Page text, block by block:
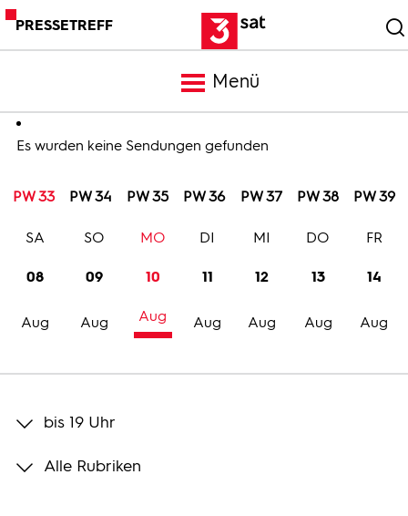
PRESSETREFF
Menü
Meldungen
Programm
Trailer
Bilder
Es wurden keine Sendungen gefunden
PW 33 PW 34 PW 35 PW 36 PW 37 PW 38 PW 39
08
Aug
SA
09
Aug
SO
10
Aug
MO
11
Aug
DI
12
Aug
MI
13
Aug
DO
14
Aug
FR
bis 19 Uhr
Alle Rubriken